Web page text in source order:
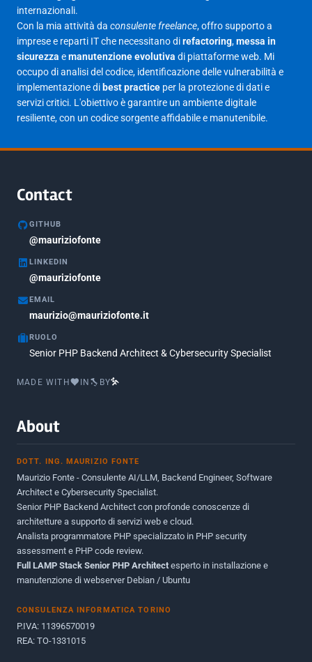
Marzo 2025
Febbraio 2025 17
Gennaio 2025
Giugno 2023
Maggio 2023
Agosto 2020
Marzo 2018
Febbraio 2018
Marzo 2017
Luglio 2016
Febbraio 2016
Giugno 2012
Maggio 2011
Dicembre 2010
Ottobre 2010
Maggio 2010
Giugno 2009
internazionali.
Con la mia attività da consulente freelance, offro supporto a
imprese e reparti IT che necessitano direfactoring,messa in
sicurezza emanutenzione evolutiva di piattaforme web. Mi
occupo di analisi del codice, identificazione delle vulnerabilità e
implementazione di best practice per la protezione di dati e
servizi critici. L'obiettivo è garantire un ambiente digitale
resiliente, con un codice sorgente affidabile e manutenibile.
Contact
GITHUB
@mauriziofonte
LINKEDIN
@mauriziofonte
EMAIL
maurizio@mauriziofonte.it
RUOLO
Senior PHP Backend Architect & Cybersecurity Specialist
MADE WITH IN BY
About
DOTT. ING. MAURIZIO FONTE
Maurizio Fonte - Consulente AI/LLM, Backend Engineer, Software
Architect e Cybersecurity Specialist.
Senior PHP Backend Architect con profonde conoscenze di
architetture a supporto di servizi web e cloud.
Analista programmatore PHP specializzato in PHP security
assessment e PHP code review.
Full LAMP Stack Senior PHP Architect esperto in installazione e
manutenzione di webserver Debian / Ubuntu
CONSULENZA INFORMATICA TORINO
P.IVA: 11396570019
REA: TO-1331015